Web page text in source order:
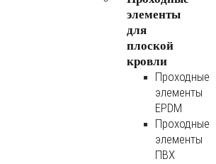
элементы
для
плоской
кровли
Проходные
элементы
EPDM
Проходные
элементы
ПВХ